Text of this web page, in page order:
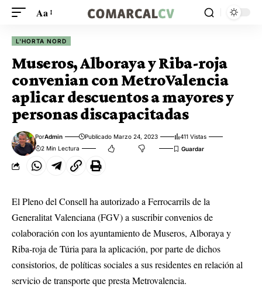
Aa
L'HORTA NORD
Museros, Alboraya y Riba-roja
convenian con MetroValencia
aplicar descuentos a mayores y
personas discapacitadas
PorAdmin Publicado Marzo 24, 2023
411 Vistas
2 Min Lectura
El Pleno del Consell ha autorizado a Ferrocarrils de la
Generalitat Valenciana (FGV) a suscribir convenios de
colaboración con los ayuntamiento de Museros, Alboraya y
Riba-roja de Túria para la aplicación, por parte de dichos
consistorios, de políticas sociales a sus residentes en relación al
servicio de transporte que presta Metrovalencia.